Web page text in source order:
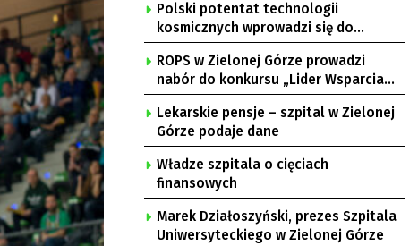
Polski potentat technologii
kosmicznych wprowadzi się do
Zielonej Góry
ROPS w Zielonej Górze prowadzi
nabór do konkursu „Lider Wsparcia
Seniora”
Lekarskie pensje – szpital w Zielonej
Górze podaje dane
Władze szpitala o cięciach
finansowych
Marek Działoszyński, prezes Szpitala
Uniwersyteckiego w Zielonej Górze